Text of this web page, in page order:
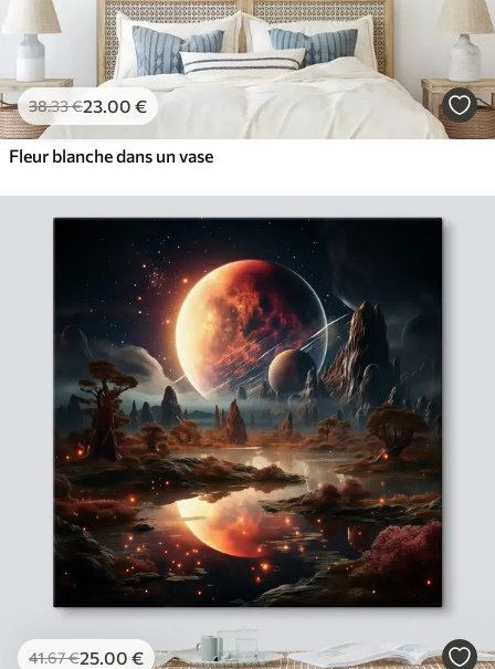
38.33€23.00 €
Fleur blanche dans un vase
41.67€25.00 €